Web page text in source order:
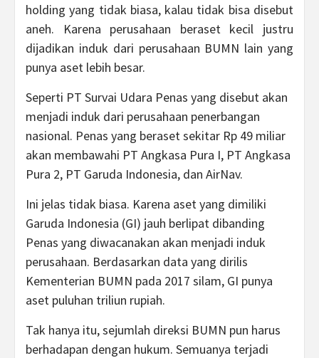
holding yang tidak biasa, kalau tidak bisa disebut
aneh. Karena perusahaan beraset kecil justru
dijadikan induk dari perusahaan BUMN lain yang
punya aset lebih besar.
Seperti PT Survai Udara Penas yang disebut akan
menjadi induk dari perusahaan penerbangan
nasional. Penas yang beraset sekitar Rp 49 miliar
akan membawahi PT Angkasa Pura I, PT Angkasa
Pura 2, PT Garuda Indonesia, dan AirNav.
Ini jelas tidak biasa. Karena aset yang dimiliki
Garuda Indonesia (GI) jauh berlipat dibanding
Penas yang diwacanakan akan menjadi induk
perusahaan. Berdasarkan data yang dirilis
Kementerian BUMN pada 2017 silam, GI punya
aset puluhan triliun rupiah.
Tak hanya itu, sejumlah direksi BUMN pun harus
berhadapan dengan hukum. Semuanya terjadi